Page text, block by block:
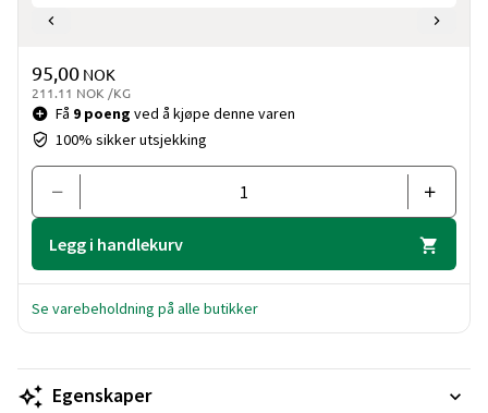
Pris og mengde
Få 9 poeng ved å kjøpe denne varen
100% sikker utsjekking
95,00 NOK
211.11 NOK /KG
Legg i handlekurv
Se varebeholdning på alle butikker
Egenskaper